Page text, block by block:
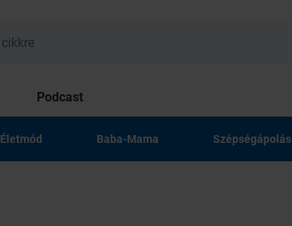
Podcast
Életmód Baba-Mama Szépségápolás